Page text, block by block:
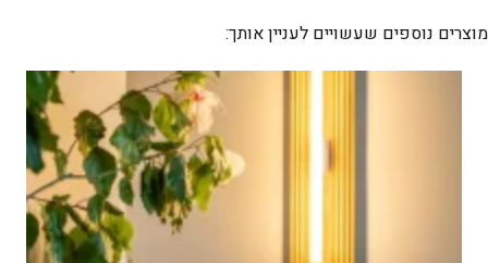
matt
מוצרים נוספים שעשויים לעניין אותך: